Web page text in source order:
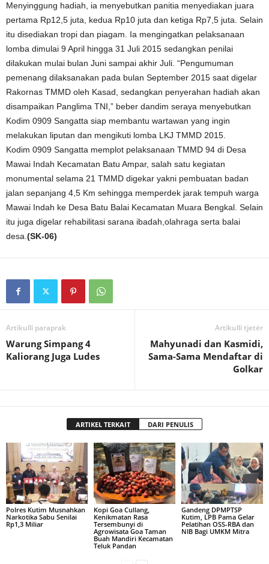
Menyinggung hadiah, ia menyebutkan panitia menyediakan juara
pertama Rp12,5 juta, kedua Rp10 juta dan ketiga Rp7,5 juta. Selain
itu disediakan tropi dan piagam. Ia mengingatkan pelaksanaan
lomba dimulai 9 April hingga 31 Juli 2015 sedangkan penilai
dilakukan mulai bulan Juni sampai akhir Juli. “Pengumuman
pemenang dilaksanakan pada bulan September 2015 saat digelar
Rakornas TMMD oleh Kasad, sedangkan penyerahan hadiah akan
disampaikan Panglima TNI,” beber dandim seraya menyebutkan
Kodim 0909 Sangatta siap membantu wartawan yang ingin
melakukan liputan dan mengikuti lomba LKJ TMMD 2015.
Kodim 0909 Sangatta memplot pelaksanaan TMMD 94 di Desa
Mawai Indah Kecamatan Batu Ampar, salah satu kegiatan
monumental selama 21 TMMD digekar yakni pembuatan badan
jalan sepanjang 4,5 Km sehingga memperdek jarak tempuh warga
Mawai Indah ke Desa Batu Balai Kecamatan Muara Bengkal. Selain
itu juga digelar rehabilitasi sarana ibadah,olahraga serta balai
desa. (SK-06)
Artikulli paraprak
Warung Simpang 4
Kaliorang Juga Ludes
Artikulli tjetër
Mahyunadi dan Kasmidi,
Sama-Sama Mendaftar di
Golkar
ARTIKEL TERKAIT DARI PENULIS
Polres Kutim Musnahkan
Narkotika Sabu Senilai
Rp1,3 Miliar
Kopi Goa Cullang,
Kenikmatan Rasa
Tersembunyi di
Agrowisata Goa Taman
Buah Mandiri Kecamatan
Teluk Pandan
Gandeng DPMPTSP
Kutim, LPB Pama Gelar
Pelatihan OSS-RBA dan
NIB Bagi UMKM Mitra